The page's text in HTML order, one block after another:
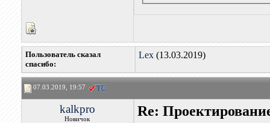
Пользователь сказал
cпасибо:
Lex(13.03.2019)
07.03.2019, 19:57
kalkpro
Новичок
Re: